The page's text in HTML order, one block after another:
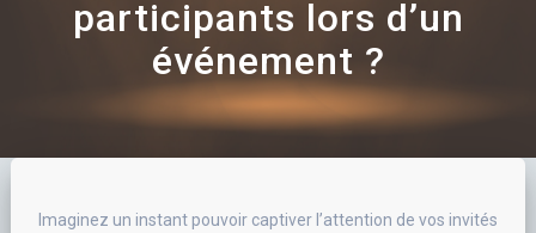
participants lors d’un
événement ?
Imaginez un instant pouvoir captiver l’attention de vos invités